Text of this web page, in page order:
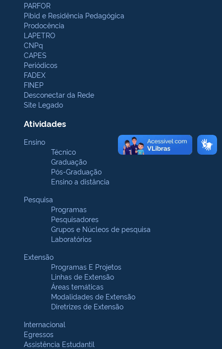
PARFOR
Pibid e Residência Pedagógica
Prodocência
LAPETRO
CNPq
CAPES
Periódicos
FADEX
FINEP
Desconectar da Rede
Site Legado
Atividades
Ensino
Técnico
Graduação
Pós-Graduação
Ensino a distância
Pesquisa
Programas
Pesquisadores
Grupos e Núcleos de pesquisa
Laboratórios
Extensão
Programas E Projetos
Linhas de Extensão
Áreas temáticas
Modalidades de Extensão
Diretrizes de Extensão
Internacional
Egressos
Assistência Estudantil